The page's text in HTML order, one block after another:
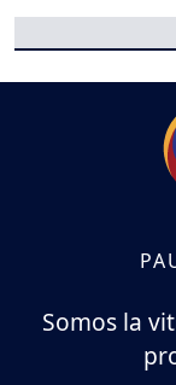
Somos la